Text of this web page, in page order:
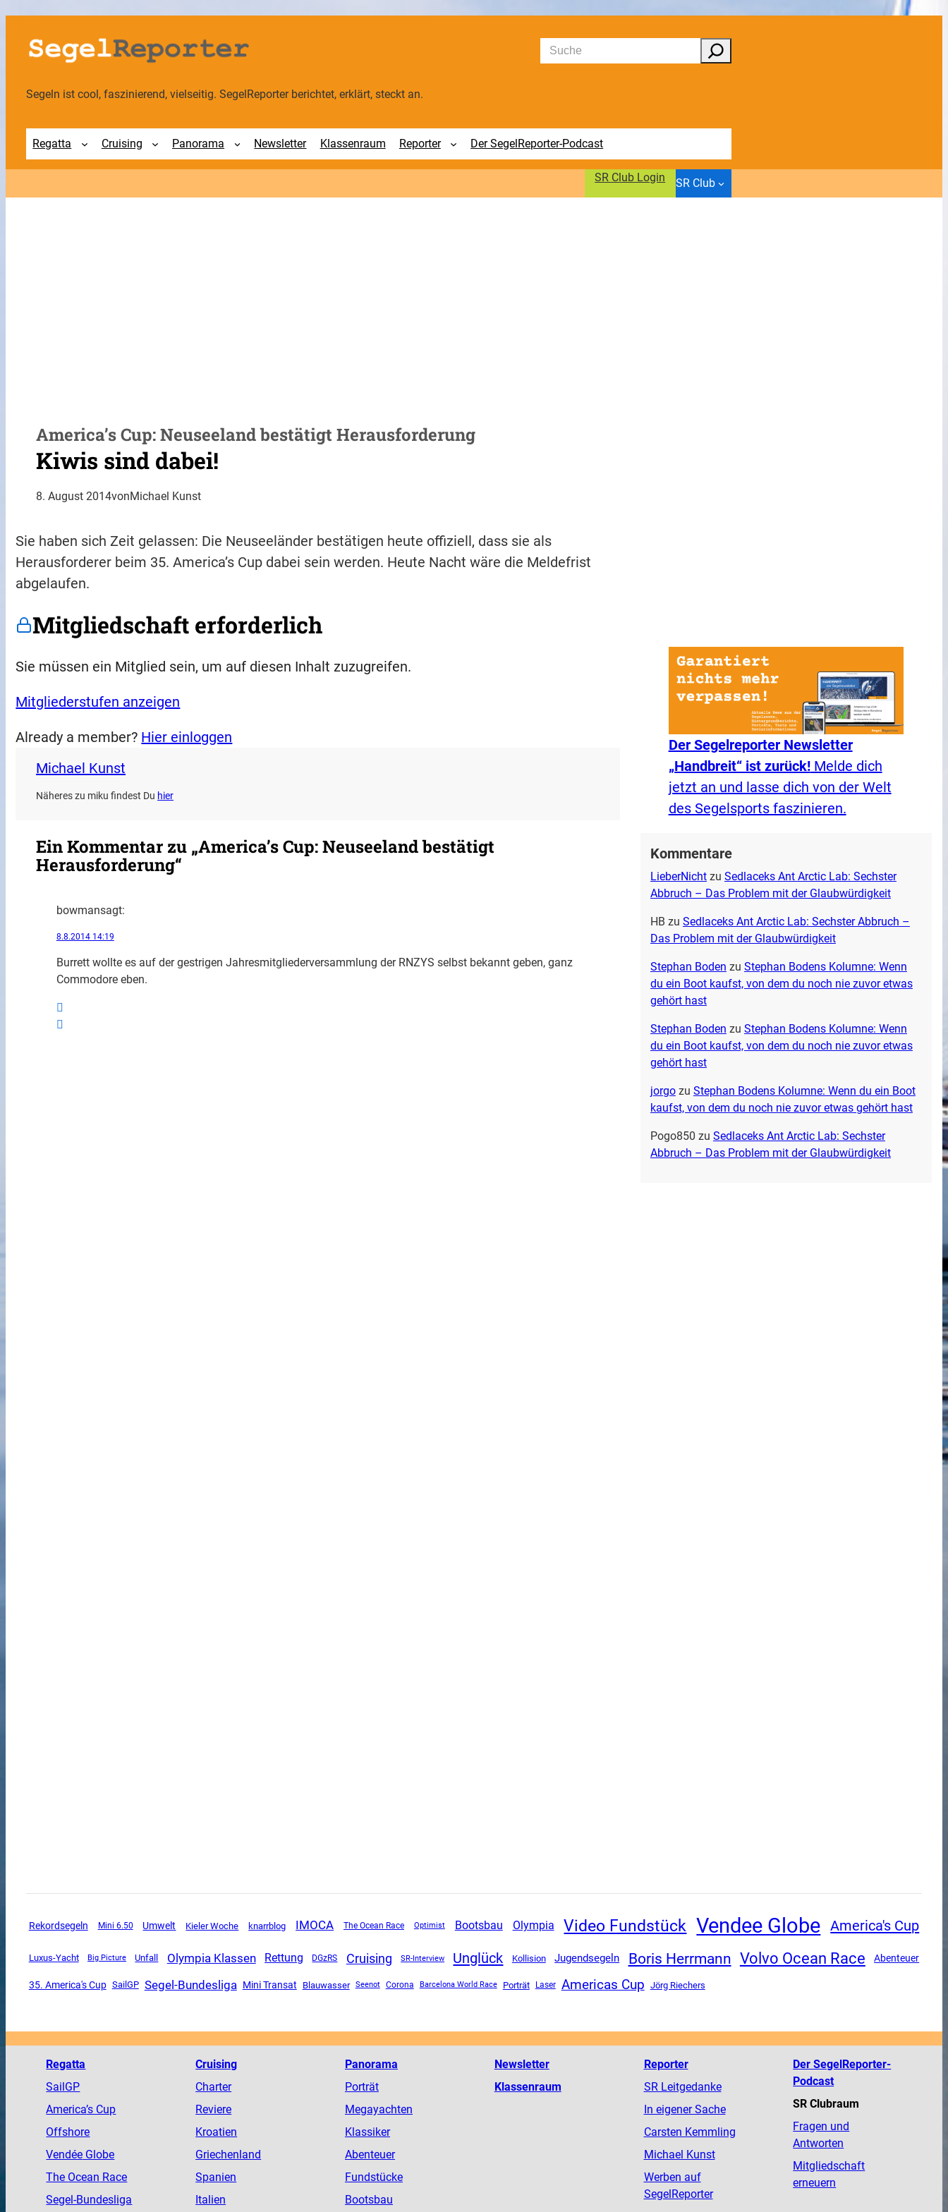
Zum
Inhalt
springen
Suchen
Segeln ist cool, faszinierend, vielseitig. SegelReporter berichtet, erklärt, steckt an.
Regatta Cruising Panorama Newsletter Klassenraum Reporter Der SegelReporter-Podcast
SR Club Login SR Club
America’s Cup: Neuseeland bestätigt Herausforderung
Kiwis sind dabei!
8. August 2014vonMichael Kunst
Sie haben sich Zeit gelassen: Die Neuseeländer bestätigen heute offiziell, dass sie als
Herausforderer beim 35. America’s Cup dabei sein werden. Heute Nacht wäre die Meldefrist
abgelaufen.
Mitgliedschaft erforderlich
Sie müssen ein Mitglied sein, um auf diesen Inhalt zuzugreifen.
Mitgliederstufen anzeigen
Already a member? Hier einloggen
Michael Kunst
Näheres zu miku findest Du hier
Ein Kommentar zu „America’s Cup: Neuseeland bestätigt
Herausforderung“
bowmansagt:
8.8.2014 14:19
Burrett wollte es auf der gestrigen Jahresmitgliederversammlung der RNZYS selbst bekannt geben, ganz
Commodore eben.
Der Segelreporter Newsletter
„Handbreit“ ist zurück!Melde dich
jetzt an und lasse dich von der Welt
des Segelsports faszinieren.
Kommentare
LieberNichtzu Sedlaceks Ant Arctic Lab: Sechster
Abbruch – Das Problem mit der Glaubwürdigkeit
HB zu Sedlaceks Ant Arctic Lab: Sechster Abbruch –
Das Problem mit der Glaubwürdigkeit
Stephan Boden zu Stephan Bodens Kolumne: Wenn
du ein Boot kaufst, von dem du noch nie zuvor etwas
gehört hast
Stephan Boden zu Stephan Bodens Kolumne: Wenn
du ein Boot kaufst, von dem du noch nie zuvor etwas
gehört hast
jorgozu Stephan Bodens Kolumne: Wenn du ein Boot
kaufst, von dem du noch nie zuvor etwas gehört hast
Pogo850 zu Sedlaceks Ant Arctic Lab: Sechster
Abbruch – Das Problem mit der Glaubwürdigkeit
Rekordsegeln Mini 6.50 Umwelt Kieler Woche knarrblog IMOCA The Ocean Race Optimist Bootsbau Olympia Video Fundstück Vendee Globe America's Cup
Luxus-Yacht Big Picture Unfall Olympia Klassen Rettung DGzRS Cruising SR-Interview Unglück Kollision Jugendsegeln Boris Herrmann Volvo Ocean Race Abenteuer
35. America's Cup SailGP Segel-Bundesliga Mini Transat Blauwasser Seenot Corona Barcelona World Race Porträt Laser Americas Cup Jörg Riechers
Regatta
SailGP
America’s Cup
Offshore
Vendée Globe
The Ocean Race
Segel-Bundesliga
Cruising
Charter
Reviere
Kroatien
Griechenland
Spanien
Italien
Panorama
Porträt
Megayachten
Klassiker
Abenteuer
Fundstücke
Bootsbau
Newsletter
Klassenraum
Reporter
SR Leitgedanke
In eigener Sache
Carsten Kemmling
Michael Kunst
Werben auf
SegelReporter
Der SegelReporter-
Podcast
SR Clubraum
Fragen und
Antworten
Mitgliedschaft
erneuern